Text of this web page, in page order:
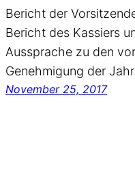
Bericht der
Bericht des Kassiers
Aussprache zu den
Genehmigung der
November 25, 2017